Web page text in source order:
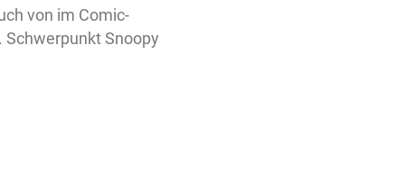
von im Comic-
Schwerpunkt Snoopy